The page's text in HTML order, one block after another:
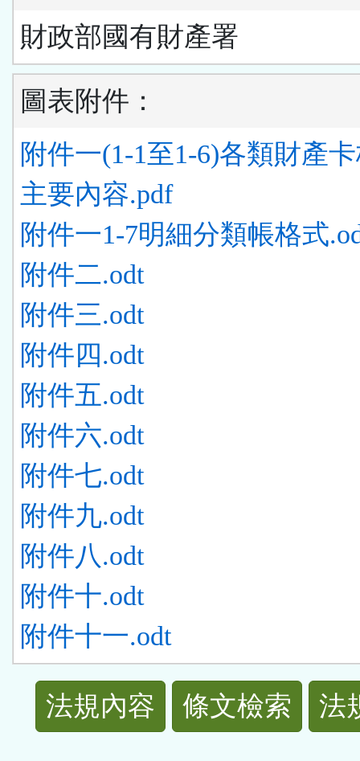
財政部國有財產署
圖表附件：
附件一(1-1至1-6)各類財產
主要內容.pdf
附件一1-7明細分類帳格式
附件二.odt
附件三.odt
附件四.odt
附件五.odt
附件六.odt
附件七.odt
附件九.odt
附件八.odt
附件十.odt
附件十一.odt
規
法規內容 條文檢索 法